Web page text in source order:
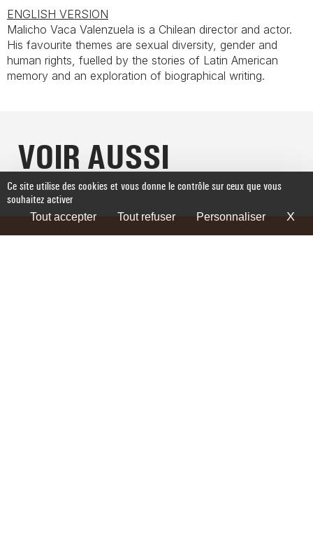
ENGLISH VERSION
Malicho Vaca Valenzuela is a Chilean director and actor.
His favourite themes are sexual diversity, gender and
human rights, fuelled by the stories of Latin American
memory and an exploration of biographical writing.
VOIR AUSSI
Ce site utilise des cookies et vous donne le contrôle sur ceux que vous
souhaitez activer
Tout accepter Tout refuser Personnaliser X